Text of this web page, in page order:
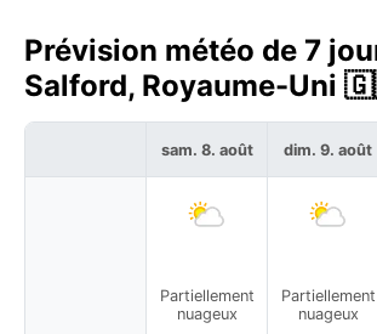
Prévision météo de 7
Salford, Royaume-Uni
sam. 8. août
Partiellement
nuageux
dim. 9. août
Partiellement
nuageux